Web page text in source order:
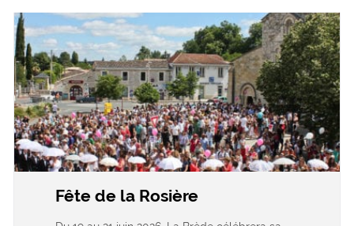
Fête de la Rosière